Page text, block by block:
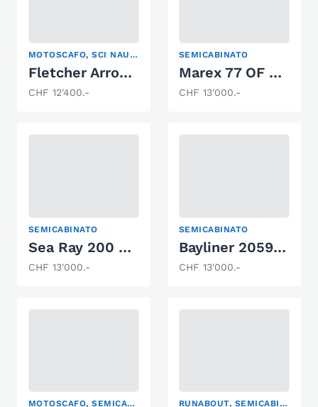
MOTOSCAFO, SCI NAUTICO, SEMICABINATO
Fletcher Arrowbolt 20
CHF 12'400.-
SEMICABINATO
Marex 77 OF 393
CHF 13'000.-
SEMICABINATO
Sea Ray 200 OV LTD
CHF 13'000.-
SEMICABINATO
Bayliner 2059 Trophy
CHF 13'000.-
MOTOSCAFO, SEMICABINATO, YACHT A MOTORE RUNABOUT, SEMICABINATO, YACHT A MOTORE